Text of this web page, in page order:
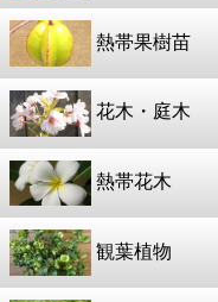
熱帯果樹苗
花木・庭木
熱帯花木
観葉植物